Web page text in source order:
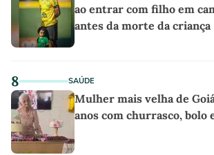
ao entrar com filho em
antes da morte da criança
8 SAÚDE
Mulher mais velha de
anos com churrasco, bolo